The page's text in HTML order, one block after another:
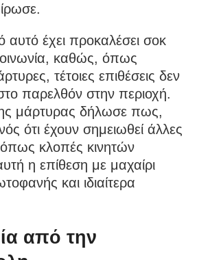
αυτό έχει προκαλέσει σοκ
καθώς, όπως
τέτοιες επιθέσεις δεν
παρελθόν στην περιοχή.
μάρτυρας δήλωσε πως,
ότι έχουν σημειωθεί άλλες
κλοπές κινητών
η επίθεση με μαχαίρι
και ιδιαίτερα
από την